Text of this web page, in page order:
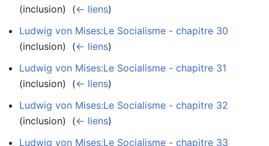
(inclusion) ‎ (← liens)
Ludwig von Mises:Le Socialisme - chapitre 30
(inclusion) ‎ (← liens)
Ludwig von Mises:Le Socialisme - chapitre 31
(inclusion) ‎ (← liens)
Ludwig von Mises:Le Socialisme - chapitre 32
(inclusion) ‎ (← liens)
Ludwig von Mises:Le Socialisme - chapitre 33